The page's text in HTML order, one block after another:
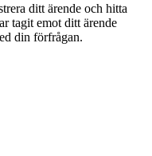
ditt ärende och hitta
tagit emot ditt ärende
din förfrågan.